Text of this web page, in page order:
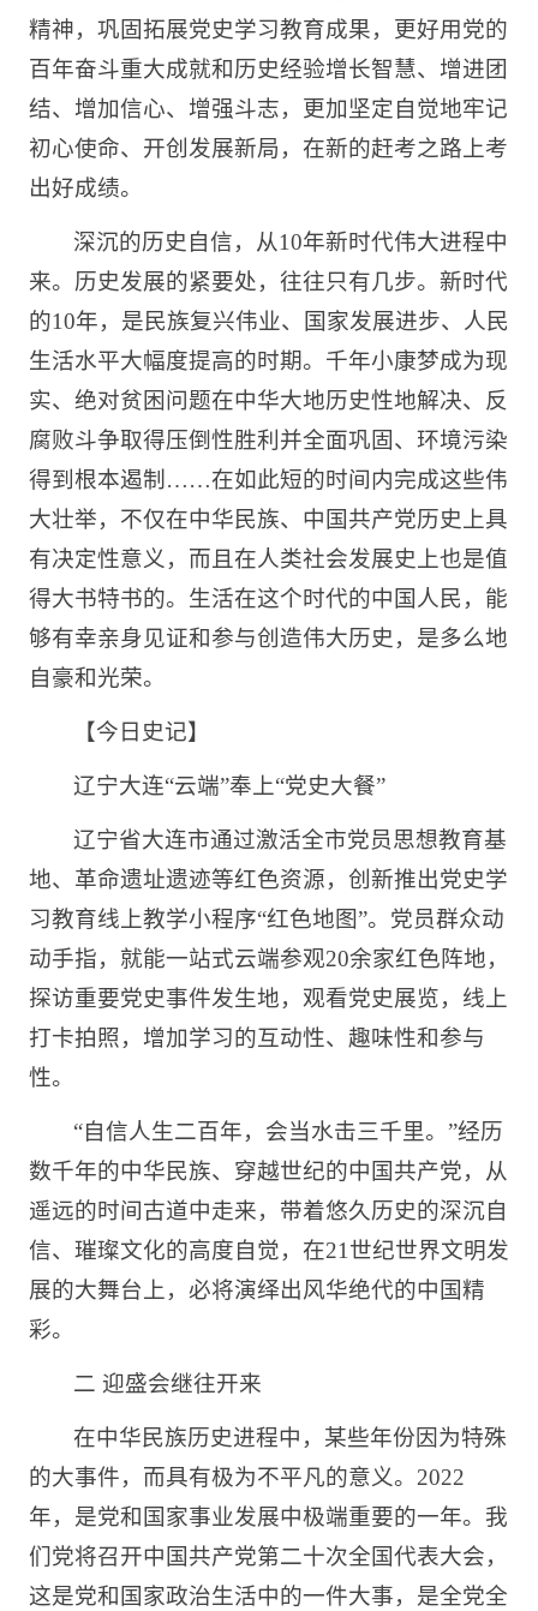
精神，巩固拓展党史学习教育成果，更好用党的
百年奋斗重大成就和历史经验增长智慧、增进团
结、增加信心、增强斗志，更加坚定自觉地牢记
初心使命、开创发展新局，在新的赶考之路上考
出好成绩。
深沉的历史自信，从10年新时代伟大进程中
来。历史发展的紧要处，往往只有几步。新时代
的10年，是民族复兴伟业、国家发展进步、人民
生活水平大幅度提高的时期。千年小康梦成为现
实、绝对贫困问题在中华大地历史性地解决、反
腐败斗争取得压倒性胜利并全面巩固、环境污染
得到根本遏制……在如此短的时间内完成这些伟
大壮举，不仅在中华民族、中国共产党历史上具
有决定性意义，而且在人类社会发展史上也是值
得大书特书的。生活在这个时代的中国人民，能
够有幸亲身见证和参与创造伟大历史，是多么地
自豪和光荣。
【今日史记】
辽宁大连“云端”奉上“党史大餐”
辽宁省大连市通过激活全市党员思想教育基
地、革命遗址遗迹等红色资源，创新推出党史学
习教育线上教学小程序“红色地图”。党员群众动
动手指，就能一站式云端参观20余家红色阵地，
探访重要党史事件发生地，观看党史展览，线上
打卡拍照，增加学习的互动性、趣味性和参与
性。
“自信人生二百年，会当水击三千里。”经历
数千年的中华民族、穿越世纪的中国共产党，从
遥远的时间古道中走来，带着悠久历史的深沉自
信、璀璨文化的高度自觉，在21世纪世界文明发
展的大舞台上，必将演绎出风华绝代的中国精
彩。
二 迎盛会继往开来
在中华民族历史进程中，某些年份因为特殊
的大事件，而具有极为不平凡的意义。2022
年，是党和国家事业发展中极端重要的一年。我
们党将召开中国共产党第二十次全国代表大会，
这是党和国家政治生活中的一件大事，是全党全